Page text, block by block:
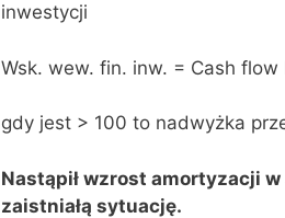
inwestycji
Wsk. wew. fin. inw. = Cash flow
gdy jest > 100 to nadwyżka
Nastąpił wzrost amortyzacji
zaistniałą sytuację.